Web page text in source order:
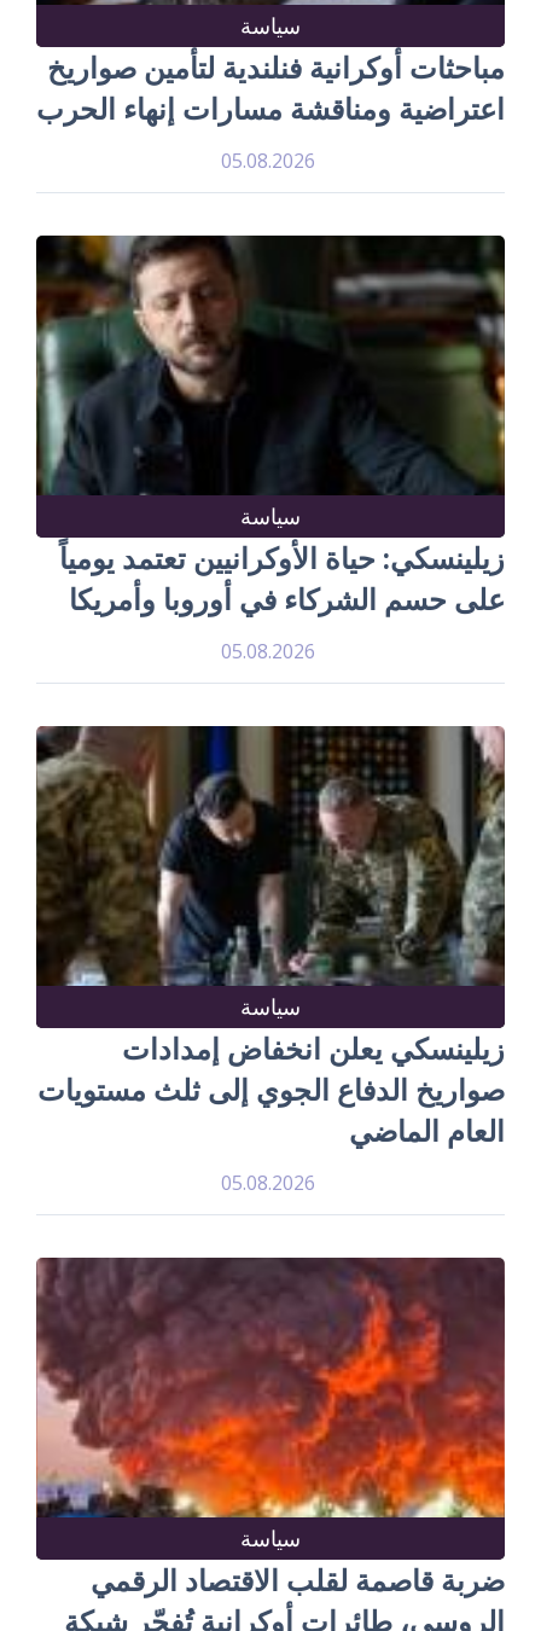
سياسة
مباحثات أوكرانية فنلندية لتأمين صواريخ
اعتراضية ومناقشة مسارات إنهاء الحرب
05.08.2026
سياسة
زيلينسكي: حياة الأوكرانيين تعتمد يومياً
على حسم الشركاء في أوروبا وأمريكا
05.08.2026
سياسة
زيلينسكي يعلن انخفاض إمدادات
صواريخ الدفاع الجوي إلى ثلث مستويات
العام الماضي
05.08.2026
سياسة
ضربة قاصمة لقلب الاقتصاد الرقمي
الروسي، طائرات أوكرانية تُفجّر شبكة